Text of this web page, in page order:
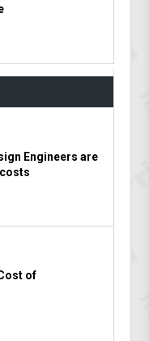
Engineers are
of